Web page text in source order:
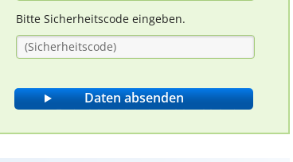
Bitte Sicherheitscode eingeben.